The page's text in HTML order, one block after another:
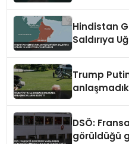
Hindistan
Saldırıya
Trump
DSÖ:
görüldüğü